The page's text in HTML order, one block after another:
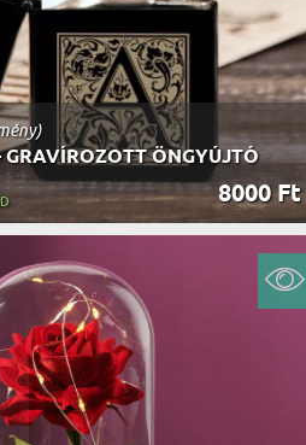
ÖNGYÚJTÓ
8000 Ft